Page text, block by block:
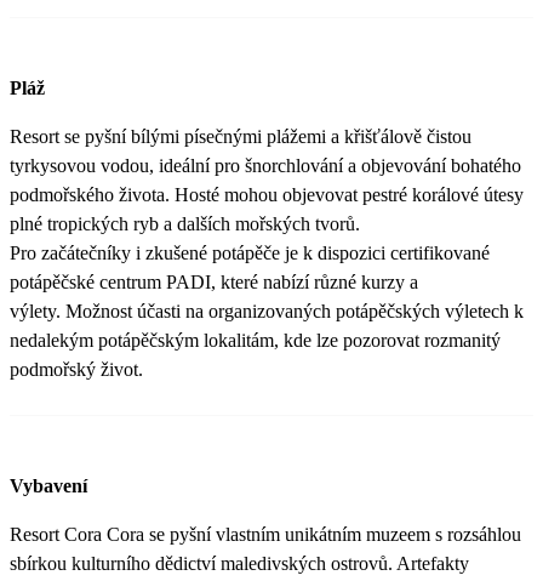
Pláž
Resort se pyšní bílými písečnými plážemi a křišťálově čistou
tyrkysovou vodou, ideální pro šnorchlování a objevování bohatého
podmořského života. Hosté mohou objevovat pestré korálové útesy
plné tropických ryb a dalších mořských tvorů.
Pro začátečníky i zkušené potápěče je k dispozici certifikované
potápěčské centrum PADI, které nabízí různé kurzy a
výlety. Možnost účasti na organizovaných potápěčských výletech k
nedalekým potápěčským lokalitám, kde lze pozorovat rozmanitý
podmořský život.
Vybavení
Resort Cora Cora se pyšní vlastním unikátním muzeem s rozsáhlou
sbírkou kulturního dědictví maledivských ostrovů. Artefakty